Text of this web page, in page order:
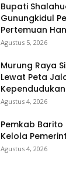
Bupati
Gunungkidul
Pertemuan
Agustus 5, 2026
Murung Raya
Lewat Peta
Kependudukan
Agustus 4, 2026
Pemkab
Kelola
Agustus 4, 2026